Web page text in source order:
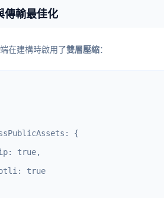
傳輸最佳化
在建構時啟用了雙層壓縮：
{
true,
true